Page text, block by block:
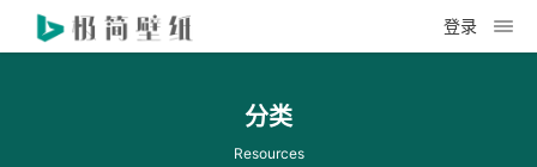
登录
分类
Resources